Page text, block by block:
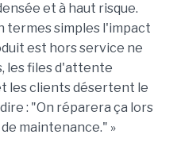
et à haut risque.
termes simples l'impact
est hors service ne
les files d'attente
les clients désertent le
: "On réparera ça lors
maintenance." »